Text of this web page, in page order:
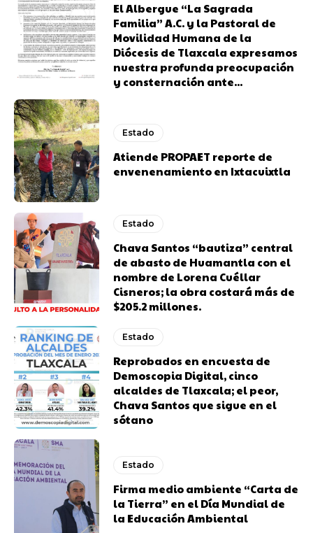
El Albergue “La Sagrada
Familia” A.C. y la Pastoral de
Movilidad Humana de la
Diócesis de Tlaxcala expresamos
nuestra profunda preocupación
y consternación ante...
Estado
Atiende PROPAET reporte de
envenenamiento en Ixtacuixtla
Estado
Chava Santos “bautiza” central
de abasto de Huamantla con el
nombre de Lorena Cuéllar
Cisneros; la obra costará más de
$205.2 millones.
Estado
Reprobados en encuesta de
Demoscopia Digital, cinco
alcaldes de Tlaxcala; el peor,
Chava Santos que sigue en el
sótano
Estado
Firma medio ambiente “Carta de
la Tierra” en el Día Mundial de
la Educación Ambiental